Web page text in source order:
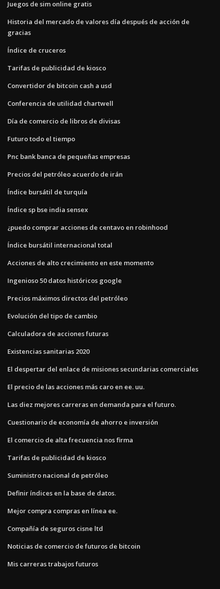
Juegos de sim online gratis
Historia del mercado de valores día después de acción de
gracias
Índice de cruceros
Tarifas de publicidad de kiosco
Convertidor de bitcoin cash a usd
Conferencia de utilidad chartwell
Día de comercio de libros de divisas
Futuro todo el tiempo
Pnc bank banca de pequeñas empresas
Precios del petróleo acuerdo de irán
Índice bursátil de turquía
Índice sp bse india sensex
¿puedo comprar acciones de centavo en robinhood
Índice bursátil internacional total
Acciones de alto crecimiento en este momento
Ingenioso 50 datos históricos google
Precios máximos directos del petróleo
Evolución del tipo de cambio
Calculadora de acciones futuras
Existencias sanitarias 2020
El despertar del enlace de misiones secundarias comerciales
El precio de las acciones más caro en ee. uu.
Las diez mejores carreras en demanda para el futuro.
Cuestionario de economía de ahorro e inversión
El comercio de alta frecuencia nos firma
Tarifas de publicidad de kiosco
Suministro nacional de petróleo
Definir índices en la base de datos.
Mejor compra compras en línea ee.
Compañía de seguros cisne ltd
Noticias de comercio de futuros de bitcoin
Mis carreras trabajos futuros